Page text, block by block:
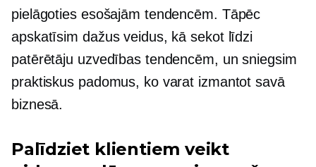
pielāgoties esošajām tendencēm. Tāpēc
apskatīsim dažus veidus, kā sekot līdzi
patērētāju uzvedības tendencēm, un sniegsim
praktiskus padomus, ko varat izmantot savā
biznesā.
Palīdziet klientiem veikt